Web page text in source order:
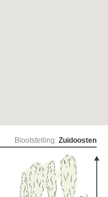
Blootstelling: Zuidoosten